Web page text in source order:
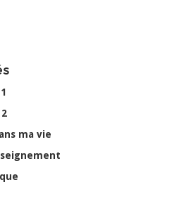
ma vie